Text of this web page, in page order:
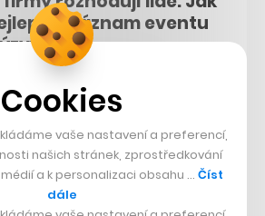
Záznam eventu
2024
Cookies
vaše nastavení a preferencí,
našich stránek, zprostředkování
a k personalizaci obsahu … Číst
dále